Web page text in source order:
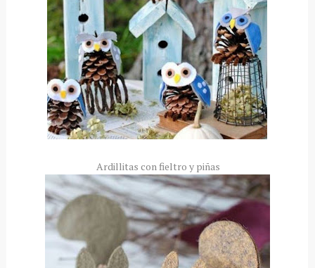
Ardillitas con fieltro y piñas